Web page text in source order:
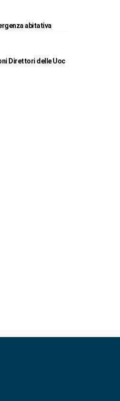
abitativa
Direttori delle Uoc